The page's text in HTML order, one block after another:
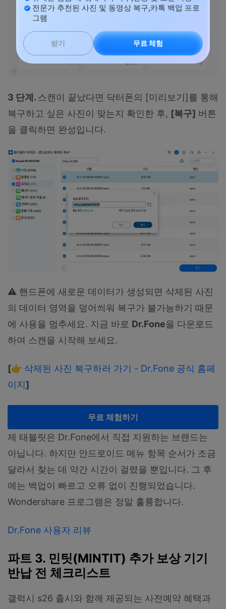
3 단계. 스캔이 끝났다면 닥터폰의 [미리보기]를 통해
복구하고 싶은 사진이 맞는지 확인한 후, [복구] 버튼
을 클릭하면 완성입니다.
⚠️ 핸드폰에 새로운 데이터가 생성되면 삭제된 사진
의 데이터 영역을 덮어씌워 복구가 불가능하기 때문
에 사용을 멈추세요. 지금 바로 Dr.Fone을 다운로드
하여 스캔을 시작해 보세요.
[👉 삭제된 사진 복구하러 가기 - Dr.Fone 공식 홈페
이지]
무료 체험하기
제 태블릿은 Dr.Fone에서 직접 지원하는 브랜드는
아닙니다. 하지만 안드로이드 메뉴 항목 순서가 조금
달라서 찾는 데 약간 시간이 걸렸을 뿐입니다. 그 후
에는 백업이 빠르고 오류 없이 진행되었습니다.
Wondershare 프로그램은 정말 훌륭합니다.
Dr.Fone 사용자 리뷰
파트 3. 민팃(MINTIT) 추가 보상 기기
반납 전 체크리스트
갤럭시 s26 출시와 함께 제공되는 사전예약 혜택과
전문가 추천된 사진 및 동영상 복구,카톡 백업 프로
그램
받기 무료 체험